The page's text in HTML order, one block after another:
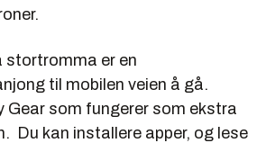
stortromma er en
til mobilen veien å gå.
Gear som fungerer som ekstra
Du kan installere apper, og lese